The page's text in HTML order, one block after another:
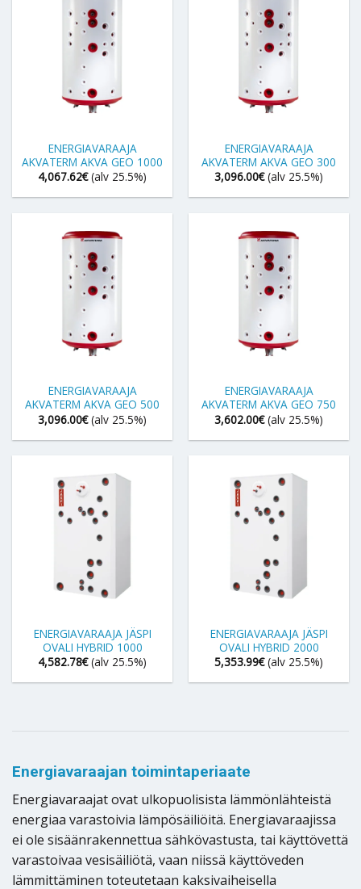
ENERGIAVARAAJA
AKVATERM AKVA GEO 1000
4,067.62€ (alv 25.5%)
ENERGIAVARAAJA
AKVATERM AKVA GEO 300
3,096.00€ (alv 25.5%)
ENERGIAVARAAJA
AKVATERM AKVA GEO 500
3,096.00€ (alv 25.5%)
ENERGIAVARAAJA
AKVATERM AKVA GEO 750
3,602.00€ (alv 25.5%)
ENERGIAVARAAJA JÄSPI
OVALI HYBRID 1000
4,582.78€ (alv 25.5%)
ENERGIAVARAAJA JÄSPI
OVALI HYBRID 2000
5,353.99€ (alv 25.5%)
Energiavaraajan toimintaperiaate
Energiavaraajat ovat ulkopuolisista lämmönlähteistä
energiaa varastoivia lämpösäiliöitä. Energiavaraajissa
ei ole sisäänrakennettua sähkövastusta, tai käyttövettä
varastoivaa vesisäiliötä, vaan niissä käyttöveden
lämmittäminen toteutetaan kaksivaiheisella